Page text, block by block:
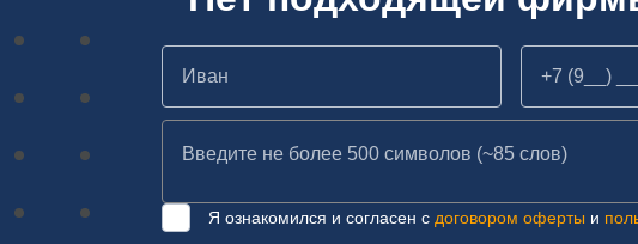
Я ознакомился и согласен с договором оферты и